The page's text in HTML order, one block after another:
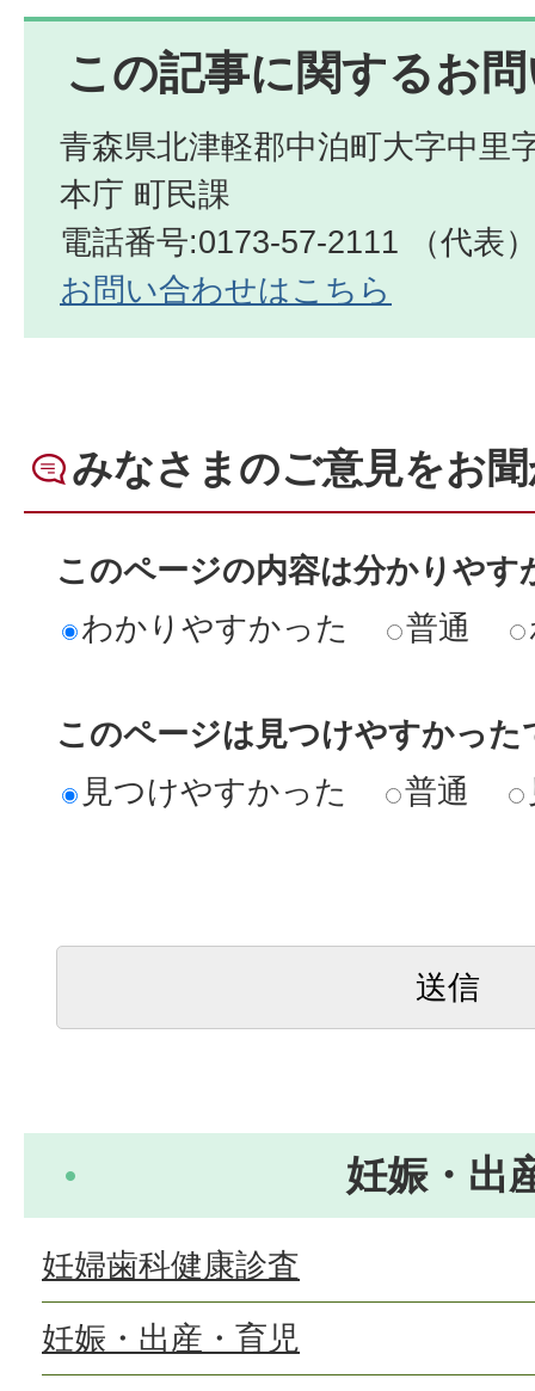
この記事に関するお
青森県北津軽郡中泊町大字中里
本庁 町民課
電話番号:0173-57-2111 （代表
お問い合わせはこちら
みなさまのご意見をお
このページの内容は分かりやす
わかりやすかった
普通
このページは見つけやすかった
見つけやすかった
普通
妊娠・出
妊婦歯科健康診査
妊娠・出産・育児